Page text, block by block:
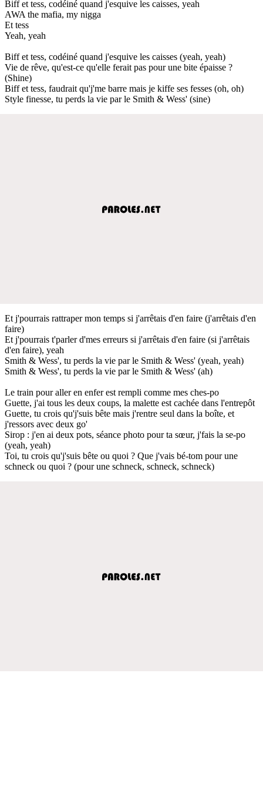
Biff et tess, codéiné quand j'esquive les caisses, yeah
AWA the mafia, my nigga
Et tess
Yeah, yeah
Biff et tess, codéiné quand j'esquive les caisses (yeah, yeah)
Vie de rêve, qu'est-ce qu'elle ferait pas pour une bite épaisse ?
(Shine)
Biff et tess, faudrait qu'j'me barre mais je kiffe ses fesses (oh, oh)
Style finesse, tu perds la vie par le Smith & Wess' (sine)
Et j'pourrais rattraper mon temps si j'arrêtais d'en faire (j'arrêtais d'en
faire)
Et j'pourrais t'parler d'mes erreurs si j'arrêtais d'en faire (si j'arrêtais
d'en faire), yeah
Smith & Wess', tu perds la vie par le Smith & Wess' (yeah, yeah)
Smith & Wess', tu perds la vie par le Smith & Wess' (ah)
Le train pour aller en enfer est rempli comme mes ches-po
Guette, j'ai tous les deux coups, la malette est cachée dans l'entrepôt
Guette, tu crois qu'j'suis bête mais j'rentre seul dans la boîte, et
j'ressors avec deux go'
Sirop : j'en ai deux pots, séance photo pour ta sœur, j'fais la se-po
(yeah, yeah)
Toi, tu crois qu'j'suis bête ou quoi ? Que j'vais bé-tom pour une
schneck ou quoi ? (pour une schneck, schneck, schneck)